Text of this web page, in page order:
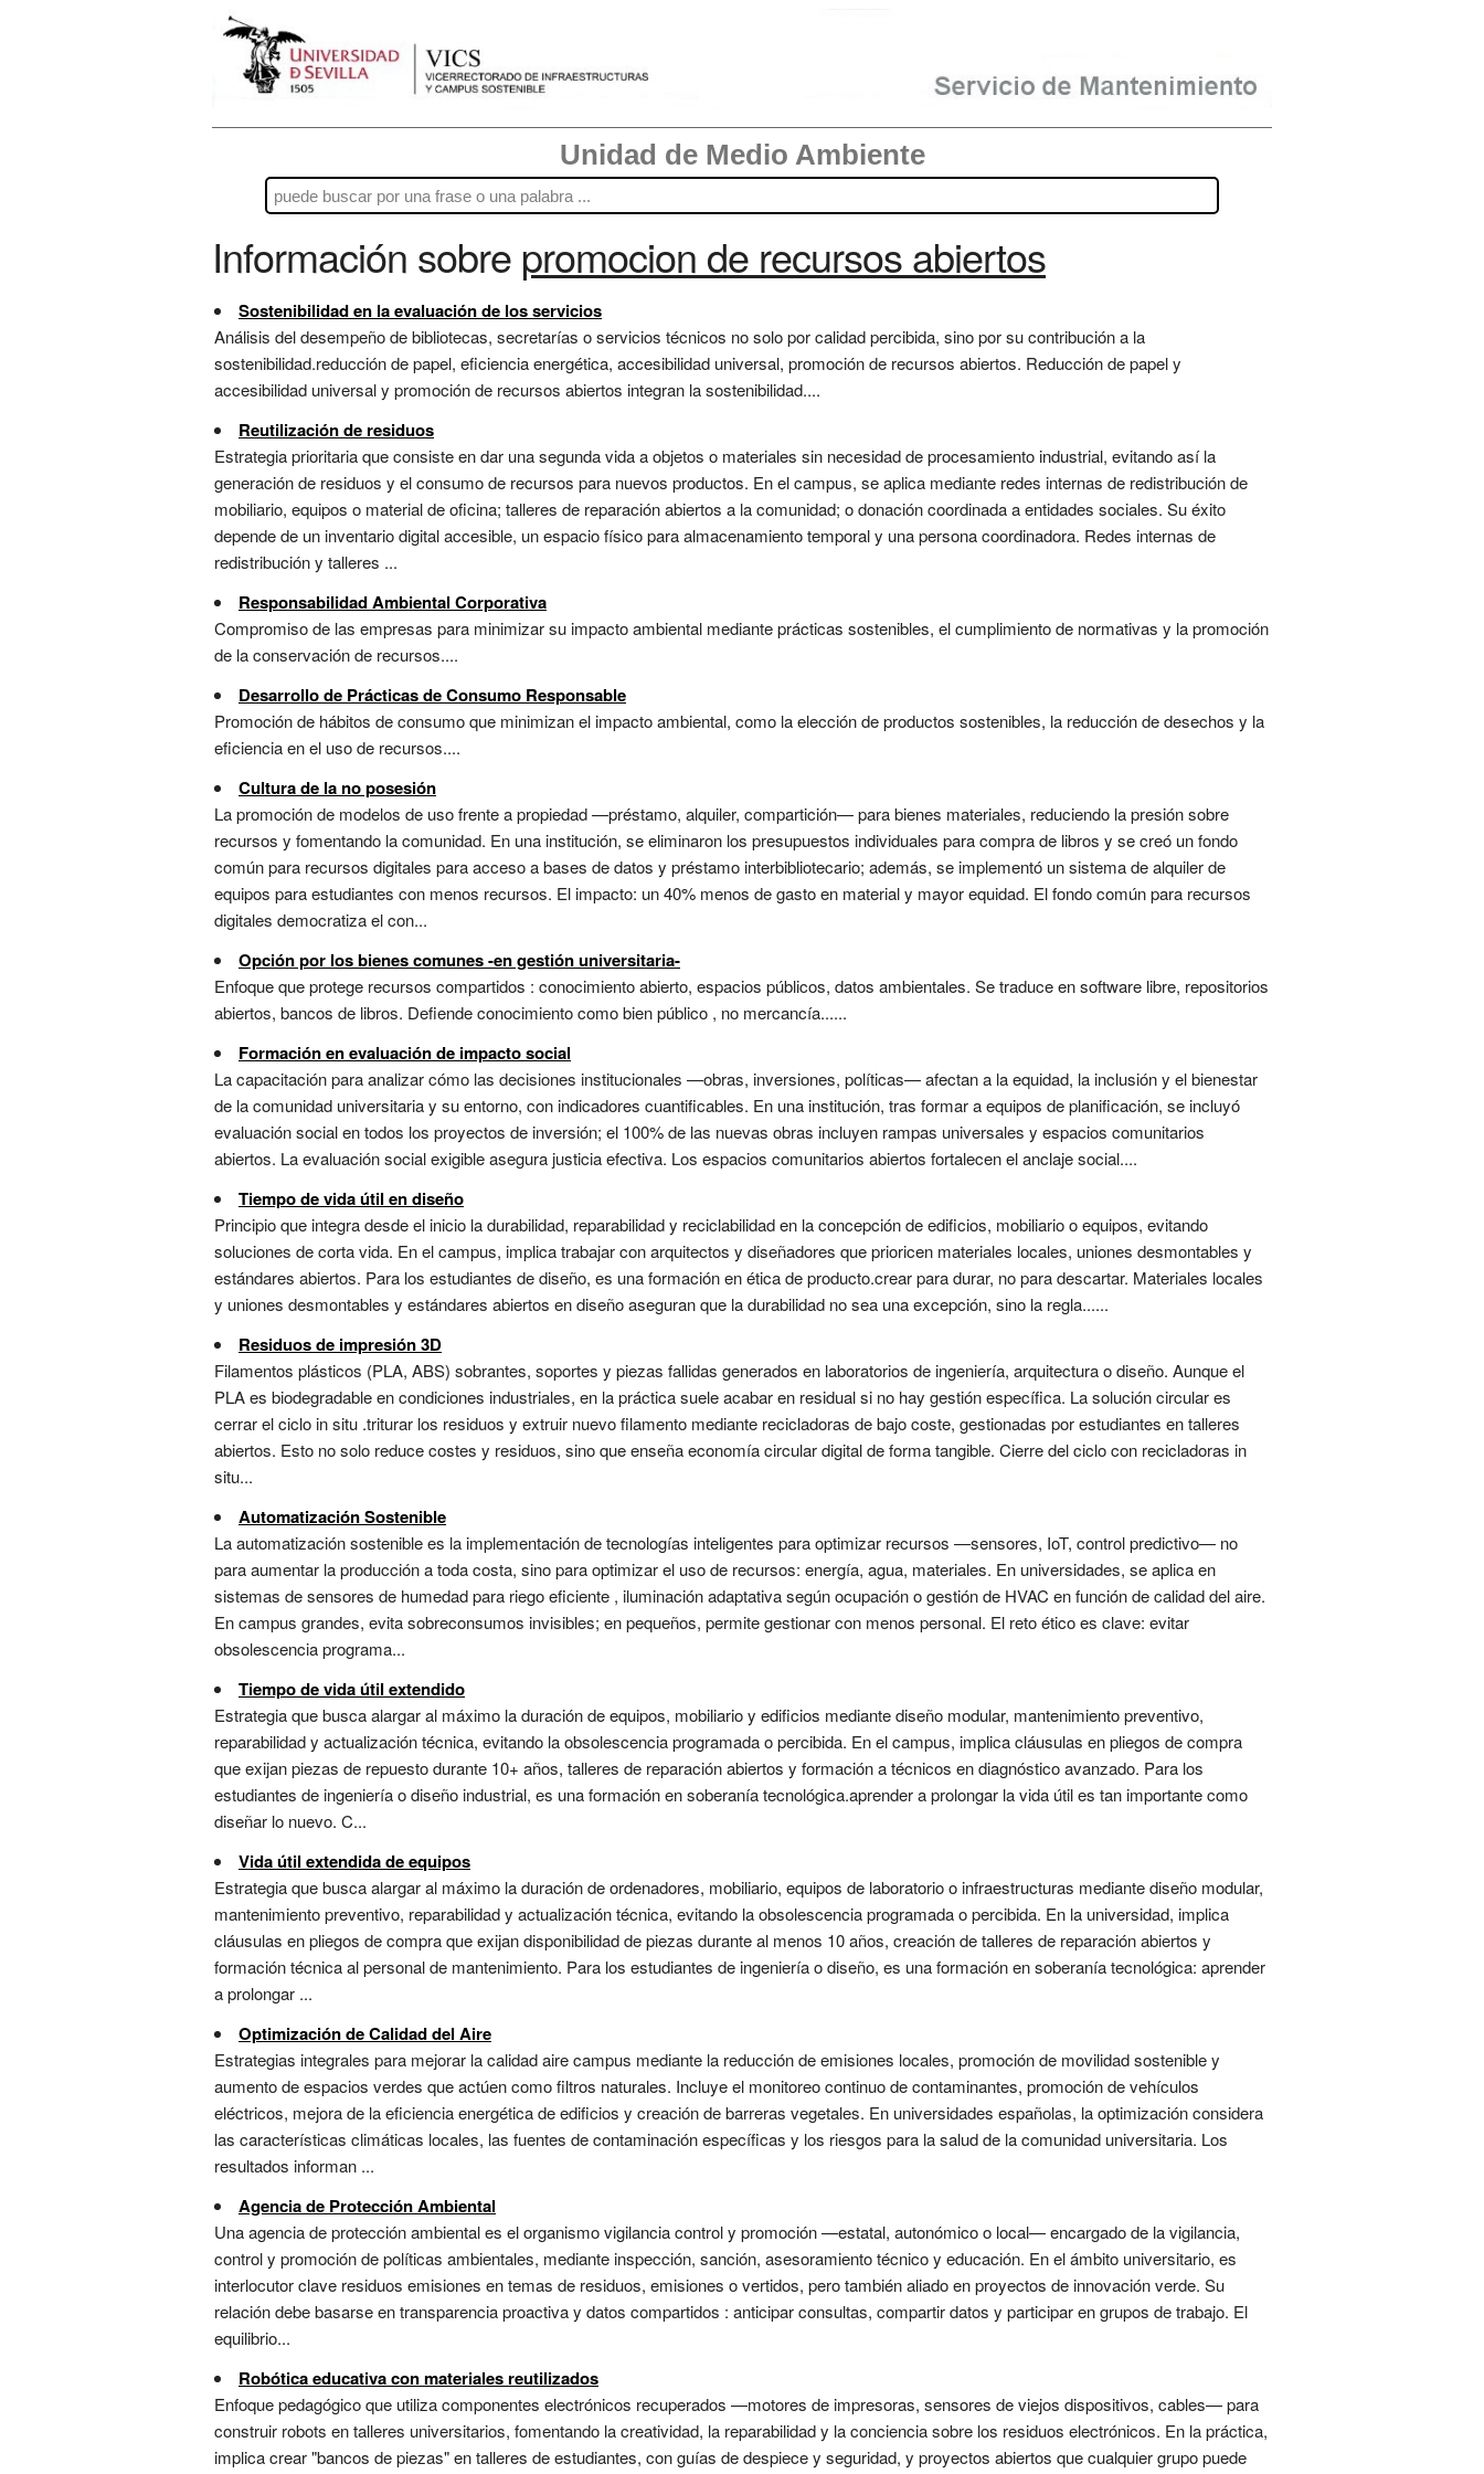
Unidad de Medio Ambiente
Información sobre promocion de recursos abiertos
Sostenibilidad en la evaluación de los servicios
Análisis del desempeño de bibliotecas, secretarías o servicios técnicos no solo por calidad percibida, sino por su contribución a la
sostenibilidad.reducción de papel, eficiencia energética, accesibilidad universal, promoción de recursos abiertos. Reducción de papel y
accesibilidad universal y promoción de recursos abiertos integran la sostenibilidad....
Reutilización de residuos
Estrategia prioritaria que consiste en dar una segunda vida a objetos o materiales sin necesidad de procesamiento industrial, evitando así la
generación de residuos y el consumo de recursos para nuevos productos. En el campus, se aplica mediante redes internas de redistribución de
mobiliario, equipos o material de oficina; talleres de reparación abiertos a la comunidad; o donación coordinada a entidades sociales. Su éxito
depende de un inventario digital accesible, un espacio físico para almacenamiento temporal y una persona coordinadora. Redes internas de
redistribución y talleres ...
Responsabilidad Ambiental Corporativa
Compromiso de las empresas para minimizar su impacto ambiental mediante prácticas sostenibles, el cumplimiento de normativas y la promoción
de la conservación de recursos....
Desarrollo de Prácticas de Consumo Responsable
Promoción de hábitos de consumo que minimizan el impacto ambiental, como la elección de productos sostenibles, la reducción de desechos y la
eficiencia en el uso de recursos....
Cultura de la no posesión
La promoción de modelos de uso frente a propiedad —préstamo, alquiler, compartición— para bienes materiales, reduciendo la presión sobre
recursos y fomentando la comunidad. En una institución, se eliminaron los presupuestos individuales para compra de libros y se creó un fondo
común para recursos digitales para acceso a bases de datos y préstamo interbibliotecario; además, se implementó un sistema de alquiler de
equipos para estudiantes con menos recursos. El impacto: un 40% menos de gasto en material y mayor equidad. El fondo común para recursos
digitales democratiza el con...
Opción por los bienes comunes -en gestión universitaria-
Enfoque que protege recursos compartidos : conocimiento abierto, espacios públicos, datos ambientales. Se traduce en software libre, repositorios
abiertos, bancos de libros. Defiende conocimiento como bien público , no mercancía......
Formación en evaluación de impacto social
La capacitación para analizar cómo las decisiones institucionales —obras, inversiones, políticas— afectan a la equidad, la inclusión y el bienestar
de la comunidad universitaria y su entorno, con indicadores cuantificables. En una institución, tras formar a equipos de planificación, se incluyó
evaluación social en todos los proyectos de inversión; el 100% de las nuevas obras incluyen rampas universales y espacios comunitarios
abiertos. La evaluación social exigible asegura justicia efectiva. Los espacios comunitarios abiertos fortalecen el anclaje social....
Tiempo de vida útil en diseño
Principio que integra desde el inicio la durabilidad, reparabilidad y reciclabilidad en la concepción de edificios, mobiliario o equipos, evitando
soluciones de corta vida. En el campus, implica trabajar con arquitectos y diseñadores que prioricen materiales locales, uniones desmontables y
estándares abiertos. Para los estudiantes de diseño, es una formación en ética de producto.crear para durar, no para descartar. Materiales locales
y uniones desmontables y estándares abiertos en diseño aseguran que la durabilidad no sea una excepción, sino la regla......
Residuos de impresión 3D
Filamentos plásticos (PLA, ABS) sobrantes, soportes y piezas fallidas generados en laboratorios de ingeniería, arquitectura o diseño. Aunque el
PLA es biodegradable en condiciones industriales, en la práctica suele acabar en residual si no hay gestión específica. La solución circular es
cerrar el ciclo in situ .triturar los residuos y extruir nuevo filamento mediante recicladoras de bajo coste, gestionadas por estudiantes en talleres
abiertos. Esto no solo reduce costes y residuos, sino que enseña economía circular digital de forma tangible. Cierre del ciclo con recicladoras in
situ...
Automatización Sostenible
La automatización sostenible es la implementación de tecnologías inteligentes para optimizar recursos —sensores, IoT, control predictivo— no
para aumentar la producción a toda costa, sino para optimizar el uso de recursos: energía, agua, materiales. En universidades, se aplica en
sistemas de sensores de humedad para riego eficiente , iluminación adaptativa según ocupación o gestión de HVAC en función de calidad del aire.
En campus grandes, evita sobreconsumos invisibles; en pequeños, permite gestionar con menos personal. El reto ético es clave: evitar
obsolescencia programa...
Tiempo de vida útil extendido
Estrategia que busca alargar al máximo la duración de equipos, mobiliario y edificios mediante diseño modular, mantenimiento preventivo,
reparabilidad y actualización técnica, evitando la obsolescencia programada o percibida. En el campus, implica cláusulas en pliegos de compra
que exijan piezas de repuesto durante 10+ años, talleres de reparación abiertos y formación a técnicos en diagnóstico avanzado. Para los
estudiantes de ingeniería o diseño industrial, es una formación en soberanía tecnológica.aprender a prolongar la vida útil es tan importante como
diseñar lo nuevo. C...
Vida útil extendida de equipos
Estrategia que busca alargar al máximo la duración de ordenadores, mobiliario, equipos de laboratorio o infraestructuras mediante diseño modular,
mantenimiento preventivo, reparabilidad y actualización técnica, evitando la obsolescencia programada o percibida. En la universidad, implica
cláusulas en pliegos de compra que exijan disponibilidad de piezas durante al menos 10 años, creación de talleres de reparación abiertos y
formación técnica al personal de mantenimiento. Para los estudiantes de ingeniería o diseño, es una formación en soberanía tecnológica: aprender
a prolongar ...
Optimización de Calidad del Aire
Estrategias integrales para mejorar la calidad aire campus mediante la reducción de emisiones locales, promoción de movilidad sostenible y
aumento de espacios verdes que actúen como filtros naturales. Incluye el monitoreo continuo de contaminantes, promoción de vehículos
eléctricos, mejora de la eficiencia energética de edificios y creación de barreras vegetales. En universidades españolas, la optimización considera
las características climáticas locales, las fuentes de contaminación específicas y los riesgos para la salud de la comunidad universitaria. Los
resultados informan ...
Agencia de Protección Ambiental
Una agencia de protección ambiental es el organismo vigilancia control y promoción —estatal, autonómico o local— encargado de la vigilancia,
control y promoción de políticas ambientales, mediante inspección, sanción, asesoramiento técnico y educación. En el ámbito universitario, es
interlocutor clave residuos emisiones en temas de residuos, emisiones o vertidos, pero también aliado en proyectos de innovación verde. Su
relación debe basarse en transparencia proactiva y datos compartidos : anticipar consultas, compartir datos y participar en grupos de trabajo. El
equilibrio...
Robótica educativa con materiales reutilizados
Enfoque pedagógico que utiliza componentes electrónicos recuperados —motores de impresoras, sensores de viejos dispositivos, cables— para
construir robots en talleres universitarios, fomentando la creatividad, la reparabilidad y la conciencia sobre los residuos electrónicos. En la práctica,
implica crear "bancos de piezas" en talleres de estudiantes, con guías de despiece y seguridad, y proyectos abiertos que cualquier grupo puede